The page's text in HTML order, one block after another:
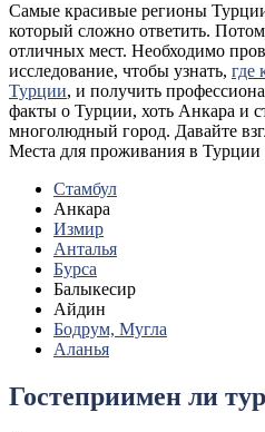
Самые красивые регионы
который сложно ответить.
отличных мест. Необходимо
исследование, чтобы узнать, где
Турции, и получить
факты о Турции, хоть Анкара и
многолюдный город. Давайте
Места для проживания в
Стамбул
Анкара
Измир
Анталья
Бурса
Балыкесир
Айдин
Бодрум, Мугла
Аланья
Гостеприимен ли